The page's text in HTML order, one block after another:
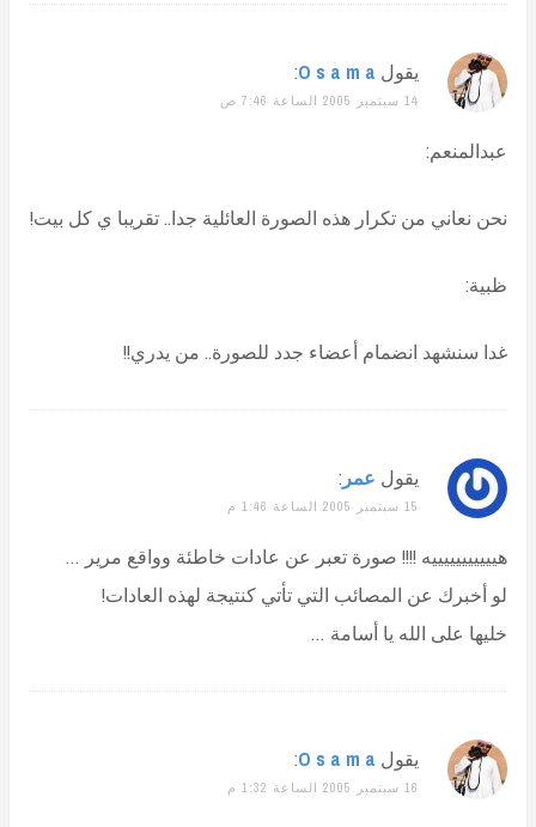
يقول O s a m a
:
14 سبتمبر 2005 الساعة 7:46 ص
عبدالمنعم:
نحن نعاني من تكرار هذه الصورة العائلية جدا.. تقريبا ي كل بيت!
ظبية:
غدا سنشهد انضمام أعضاء جدد للصورة.. من يدري!!
يقول عمر :
15 سبتمبر 2005 الساعة 1:46 م
هيييييييييييه !!!! صورة تعبر عن عادات خاطئة وواقع مرير …
لو أخبرك عن المصائب التي تأتي كنتيجة لهذه العادات!
خليها على الله يا أسامة …
يقول O s a m a
:
16 سبتمبر 2005 الساعة 1:32 م